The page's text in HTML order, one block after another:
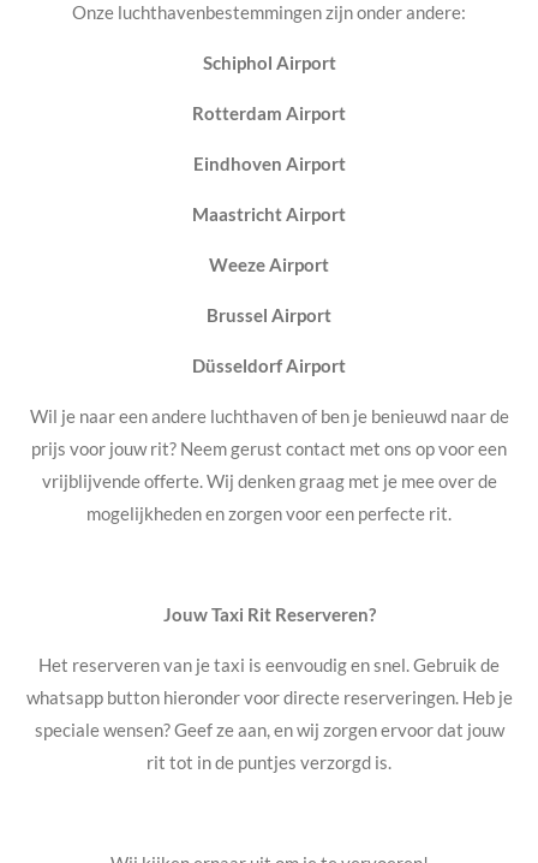
Onze luchthavenbestemmingen zijn onder andere:
Schiphol Airport
Rotterdam Airport
Eindhoven Airport
Maastricht Airport
Weeze Airport
Brussel Airport
Düsseldorf Airport
Wil je naar een andere luchthaven of ben je benieuwd naar de
prijs voor jouw rit? Neem gerust contact met ons op voor een
vrijblijvende offerte. Wij denken graag met je mee over de
mogelijkheden en zorgen voor een perfecte rit.
Jouw Taxi Rit Reserveren?
Het reserveren van je taxi is eenvoudig en snel. Gebruik de
whatsapp button hieronder voor directe reserveringen. Heb je
speciale wensen? Geef ze aan, en wij zorgen ervoor dat jouw
rit tot in de puntjes verzorgd is.